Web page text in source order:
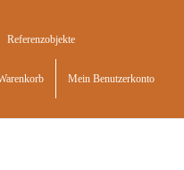
Referenzobjekte
Mein Benutzerkonto